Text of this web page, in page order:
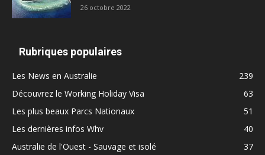
26 octobre 2022
Rubriques populaires
Les News en Australie
239
Découvrez le Working Holiday Visa
63
Les plus beaux Parcs Nationaux
51
Les dernières infos Whv
40
Australie de l'Ouest - Sauvage et isolé
37